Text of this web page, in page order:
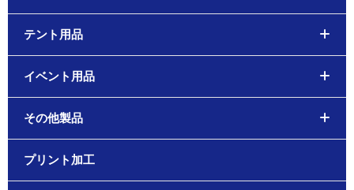
テント用品
イベント用品
その他製品
プリント加工